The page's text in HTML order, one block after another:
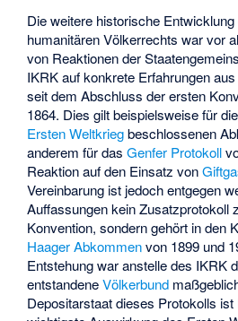
Die weitere historische Entwicklung
humanitären Völkerrechts war vor
von Reaktionen der
IKRK auf konkrete Erfahrungen
seit dem Abschluss der ersten
1864. Dies gilt beispielsweise für
Ersten Weltkriegbeschlossenen
anderem für dasGenfer Protokoll
Reaktion auf den Einsatz von
Vereinbarung ist jedoch entgegen
Auffassungen kein Zusatzprotokoll
Konvention, sondern gehört in den
Haager Abkommenvon 1899 und
Entstehung war anstelle des IKRK
entstandeneVölkerbund
Depositarstaat dieses Protokolls